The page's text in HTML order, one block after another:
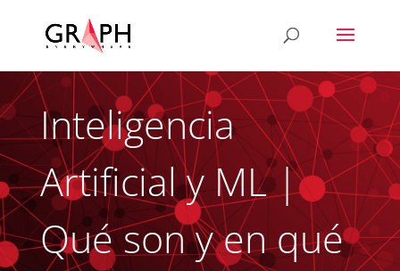
Inteligencia
Artificial y ML |
Qué son y en qué